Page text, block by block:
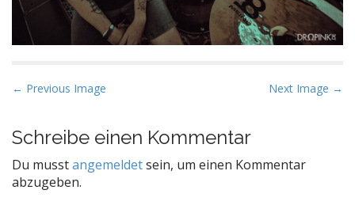
P
s
t
n
a
← Previous Image Next Image →
Schreibe einen Kommentar
Du musstangemeldetsein, um einen Kommentar
abzugeben.